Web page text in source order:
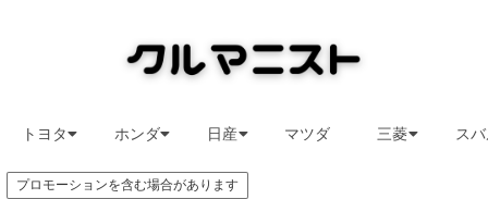
トヨタ ホンダ 日産 マツダ 三菱 ス
プロモーションを含む場合があります